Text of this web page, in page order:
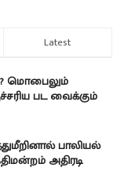
Latest
மொபைலும்
பட வைக்கும்
பாலியல்
அதிரடி